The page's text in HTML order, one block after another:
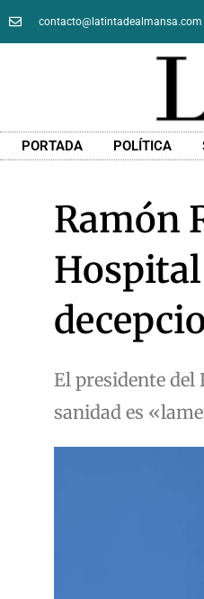
contacto@latintadealmansa.com
PORTADA POLÍTICA
Ramón
Hospital
El presidente del
sanidad es